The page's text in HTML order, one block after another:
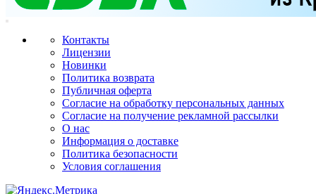
Контакты
Лицензии
Новинки
Политика возврата
Публичная оферта
Согласие на обработку персональных данных
Согласие на получение рекламной рассылки
О нас
Информация о доставке
Политика безопасности
Условия соглашения